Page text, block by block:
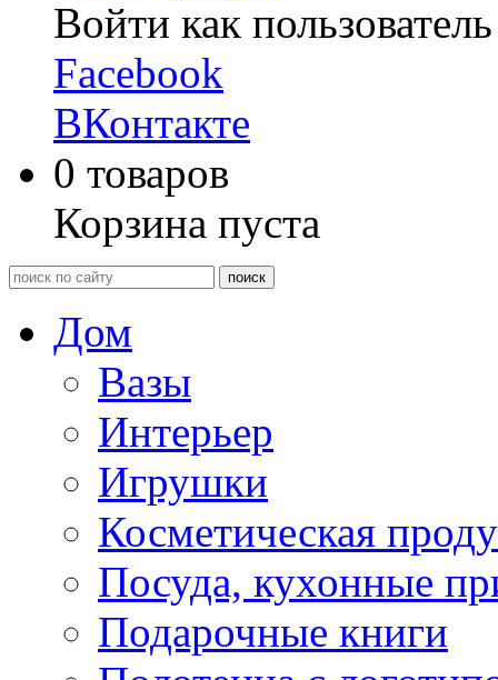
Войти как пользователь
Facebook
ВКонтакте
0 товаров
Корзина пуста
Дом
Вазы
Интерьер
Игрушки
Косметическая
Посуда, кухонные
Подарочные книги